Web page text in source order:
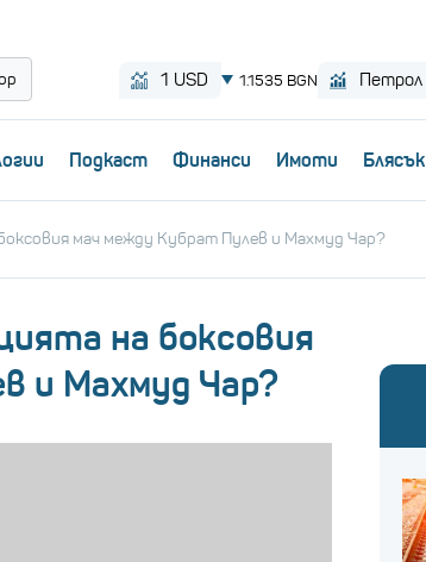
Пoдкаст Финанси Имоти Блясък
мач между Кубрат Пулев и Махмуд Чар?
на боксовия
и Махмуд Чар?